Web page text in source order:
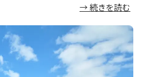
となるプロジェクトファイナ
。当時、国内においては蓄電
手法も確立されていませんで
に合わせた独自の資金調達の
→ 続きを読む